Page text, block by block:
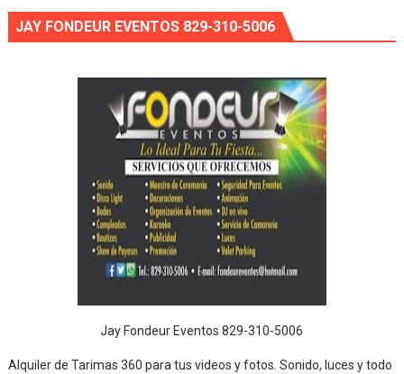
JAY FONDEUR EVENTOS 829-310-5006
Jay Fondeur Eventos 829-310-5006
Alquiler de Tarimas 360 para tus videos y fotos. Sonido, luces y todo